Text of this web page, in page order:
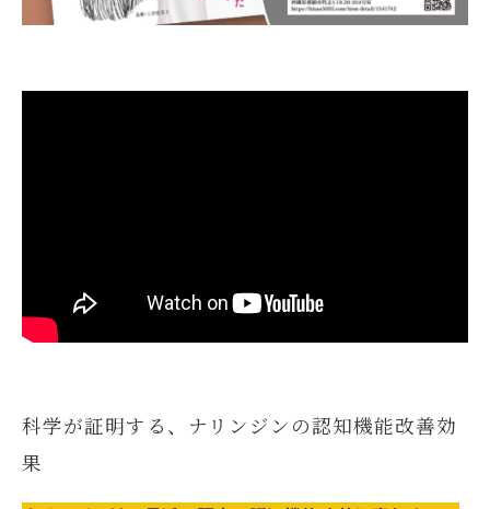
科学が証明する、ナリンジンの認知機能改善効
果